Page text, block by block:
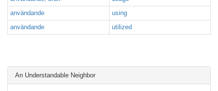
användande
using
användande
utilized
An Understandable Neighbor